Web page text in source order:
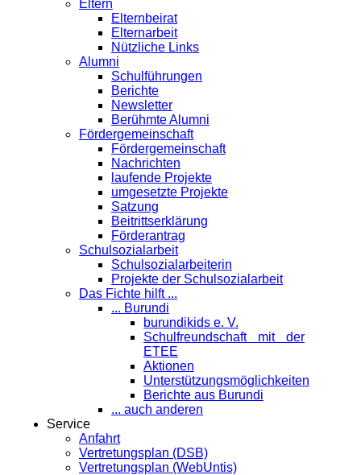
Eltern
Elternbeirat
Elternarbeit
Nützliche Links
Alumni
Schulführungen
Berichte
Newsletter
Berühmte Alumni
Förder­gemeinschaft
Fördergemeinschaft
Nachrichten
laufende Projekte
umgesetzte Projekte
Satzung
Beitrittserklärung
Förderantrag
Schul­sozialarbeit
Schulsozialarbeiterin
Projekte der Schulsozialarbeit
Das Fichte hilft ...
... Burundi
burundikids e. V.
Schulfreundschaft mit der
ETEE
Aktionen
Unterstützungsmöglichkeiten
Berichte aus Burundi
... auch anderen
Service
Anfahrt
Vertretungsplan (DSB)
Vertretungsplan (WebUntis)